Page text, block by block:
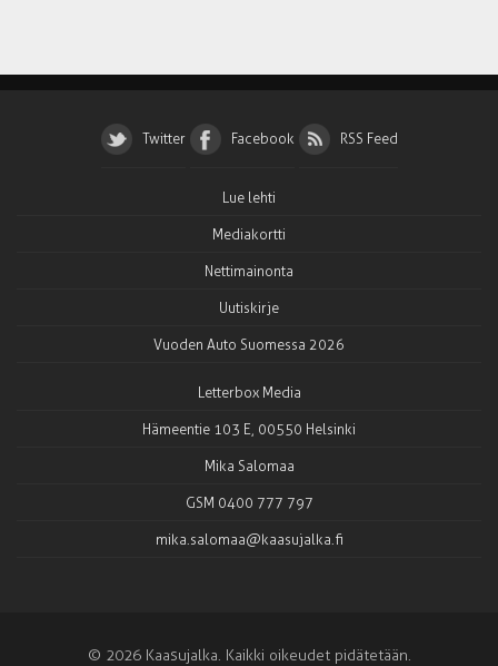
Twitter Facebook RSS Feed
Lue lehti
Mediakortti
Nettimainonta
Uutiskirje
Vuoden Auto Suomessa 2026
Letterbox Media
Hämeentie 103 E, 00550 Helsinki
Mika Salomaa
GSM 0400 777 797
mika.salomaa@kaasujalka.fi
© 2026 Kaasujalka. Kaikki oikeudet pidätetään.